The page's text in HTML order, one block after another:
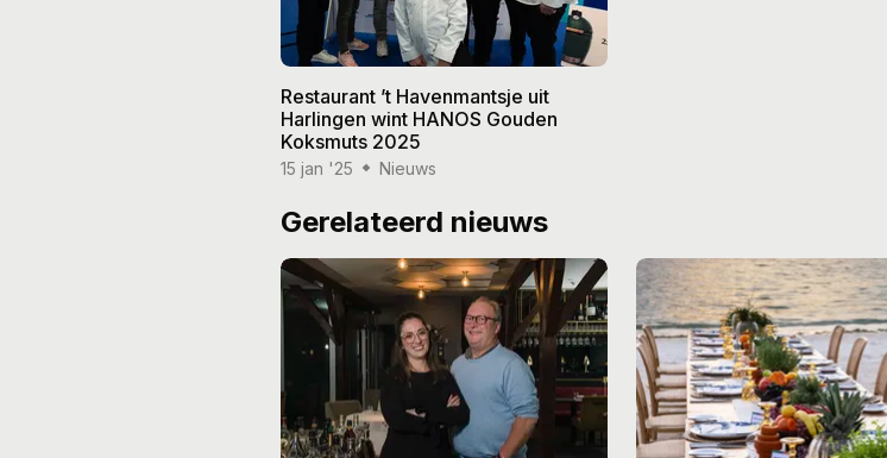
Restaurant ’t Havenmantsje uit
Harlingen wint HANOS Gouden
Koksmuts 2025
15 jan '25 Nieuws
Gerelateerd nieuws